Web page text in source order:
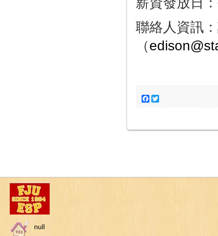
聯絡人資訊
（
Facebook
null